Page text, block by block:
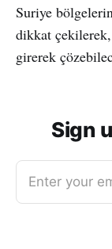
Suriye
dikkat çekilerek,
girerek
Sign
Enter your